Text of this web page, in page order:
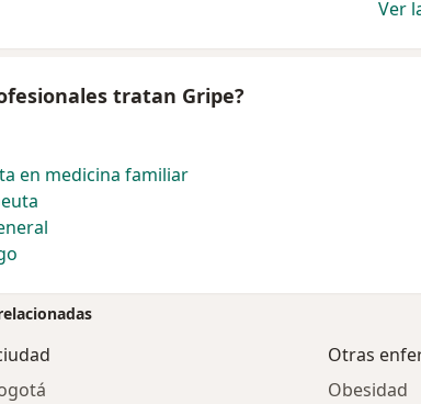
Ver
tratan Gripe?
en medicina familiar
Otras
Obesidad